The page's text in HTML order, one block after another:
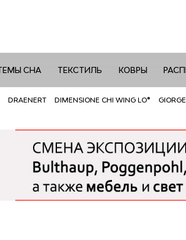
СНА ТЕКСТИЛЬ КОВРЫ
DRAENERT DIMENSIONE CHI WING LO®